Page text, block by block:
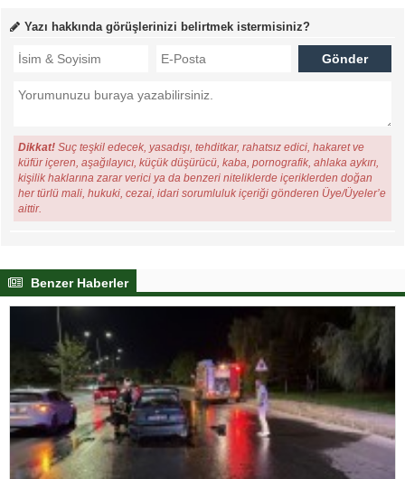
Yazı hakkında görüşlerinizi belirtmek istermisiniz?
Dikkat! Suç teşkil edecek, yasadışı, tehditkar, rahatsız edici, hakaret ve
küfür içeren, aşağılayıcı, küçük düşürücü, kaba, pornografik, ahlaka aykırı,
kişilik haklarına zarar verici ya da benzeri niteliklerde içeriklerden doğan
her türlü mali, hukuki, cezai, idari sorumluluk içeriği gönderen Üye/Üyeler’e
aittir.
Benzer Haberler